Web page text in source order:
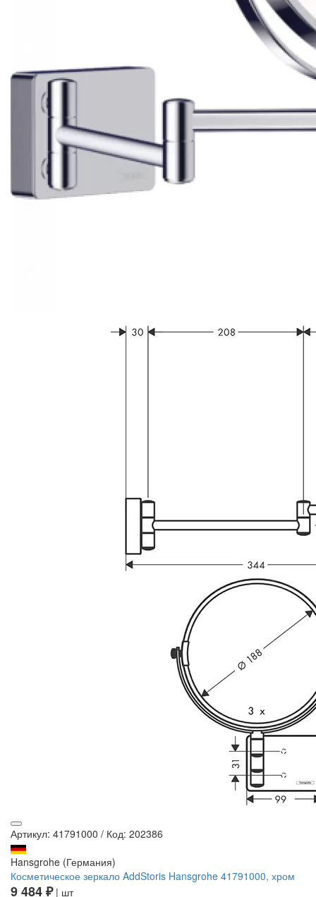
Артикул: 41791000 / Код: 202386
Hansgrohe (Германия)
Косметическое зеркало AddStoris Hansgrohe 41791000, хром
9 484 ₽| шт